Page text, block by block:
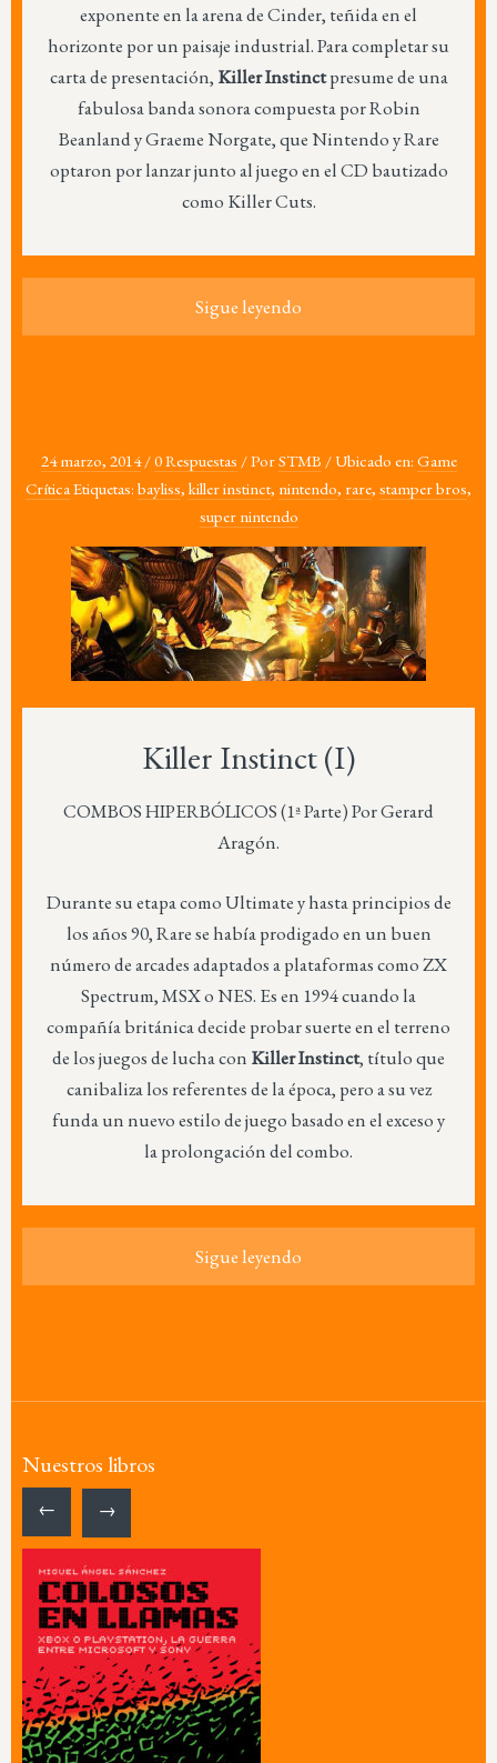
exponente en la arena de Cinder, teñida en el
horizonte por un paisaje industrial. Para completar su
carta de presentación, Killer Instinctpresume de una
fabulosa banda sonora compuesta por Robin
Beanland y Graeme Norgate, que Nintendo y Rare
optaron por lanzar junto al juego en el CD bautizado
como Killer Cuts.
Sigue leyendo
24 marzo, 2014 /0 Respuestas /PorSTMB /Ubicado en: Game
CríticaEtiquetas: bayliss, killer instinct, nintendo, rare, stamper bros,
super nintendo
Killer Instinct (I)
COMBOS HIPERBÓLICOS (1ª Parte) Por Gerard
Aragón.
Durante su etapa como Ultimate y hasta principios de
los años 90, Rare se había prodigado en un buen
número de arcades adaptados a plataformas como ZX
Spectrum, MSX o NES. Es en 1994 cuando la
compañía británica decide probar suerte en el terreno
de los juegos de lucha con Killer Instinct, título que
canibaliza los referentes de la época, pero a su vez
funda un nuevo estilo de juego basado en el exceso y
la prolongación del combo.
Sigue leyendo
Nuestros libros
← →